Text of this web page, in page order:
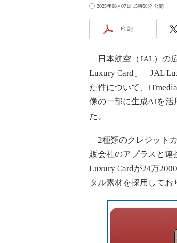
2025年08月07日 15時50分 公開
印刷
日本航空（JAL）の
Luxury Card」「JAL
た件について、
像の一部に生成AIを活
た。
2種類のクレジット
販会社のアプラスと連
Luxury Cardが24万
タル素材を採用してお